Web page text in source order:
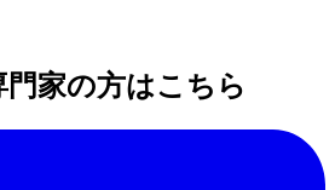
家の方はこちら